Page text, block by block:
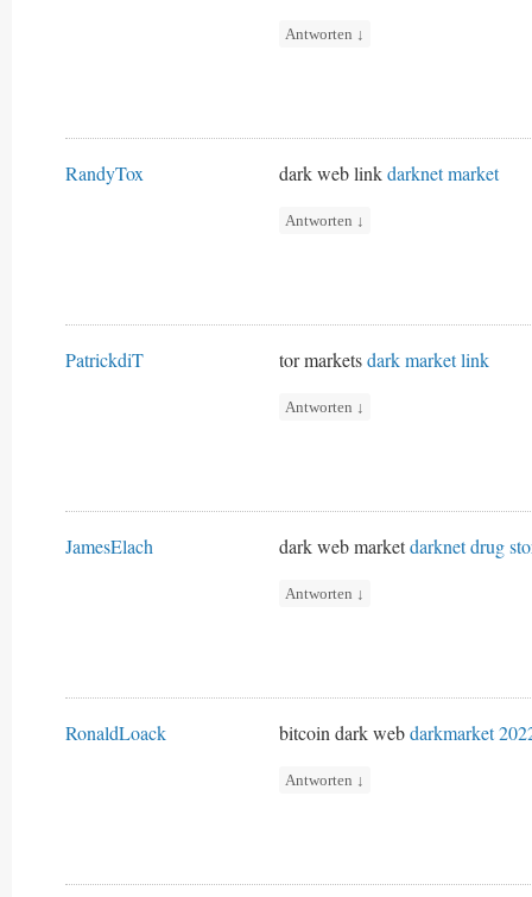
Antworten ↓
RandyTox dark web linkdarknet market
Antworten ↓
PatrickdiT tor marketsdark market link
Antworten ↓
JamesElach dark web marketdarknet drug
Antworten ↓
RonaldLoack bitcoin dark webdarkmarket
Antworten ↓